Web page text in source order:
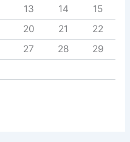
13 14
15
20 21
22
27 28
29